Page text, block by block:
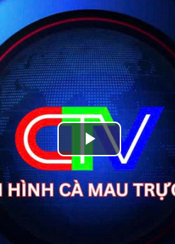
Live
Play
Video